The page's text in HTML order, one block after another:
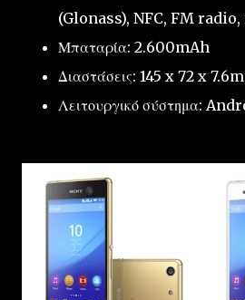
(Glonass), NFC, FM
Μπαταρία: 2.600mAh
Διαστάσεις: 145 x 72 x
Λειτουργικό σύστημα: